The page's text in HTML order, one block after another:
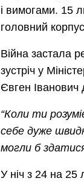
і вимогами. 15
головний
Війна застала
зустріч у
Євген Іванович
“Коли ти
себе дуже
могли б
У ніч з 24 на 25